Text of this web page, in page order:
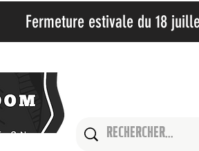
Fermeture estivale du 18